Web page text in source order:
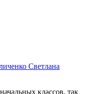
Светлана
классов, так